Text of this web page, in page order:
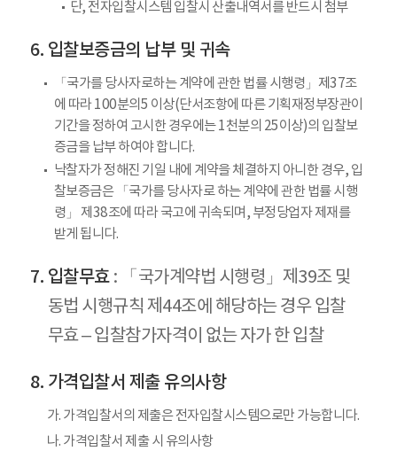
단, 전자입찰시스템 입찰시 산출내역서를 반드시 첨부
입찰보증금의 납부 및 귀속
「국가를 당사자로하는 계약에 관한 법률 시행령」제37조
에 따라 100분의5 이상(단서조항에 따른 기획재정부장관이
기간을 정하여 고시한 경우에는 1천분의 25이상)의 입찰보
증금을 납부 하여야 합니다.
낙찰자가 정해진 기일 내에 계약을 체결하지 아니한 경우, 입
찰보증금은 「국가를 당사자로 하는 계약에 관한 법률 시행
령」 제38조에 따라 국고에 귀속되며, 부정당업자 제재를
받게 됩니다.
입찰무효 : 「국가계약법 시행령」제39조 및
동법 시행규칙 제44조에 해당하는 경우 입찰
무효 – 입찰참가자격이 없는 자가 한 입찰
가격입찰서 제출 유의사항
가. 가격입찰서의 제출은 전자입찰시스템으로만 가능합니다.
나. 가격입찰서 제출 시 유의사항